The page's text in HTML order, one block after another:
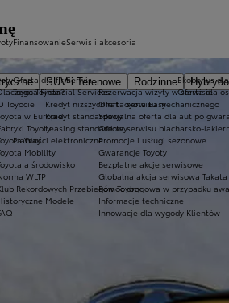
SUV i Terenowe RodzinneEkobonus
Oferta dla
Toyota?
Toyocie
w Europie
Toyoty
Way
Mobility
a środowisko
WLTP
Rekordowych Przebiegów Toyoty
Modele
Finansowanie
Oferta dla firm
Toyota Financial Services
Kredyt niższych rat Toyota Easy
Kredyt standardowy
Leasing standardowy
Płatności elektroniczne
Serwis i akcesoria
Serwis
Rezerwacja wizyty w serwisie
Oferta serwisu mechanicznego
Specjalna oferta dla aut po
Oferta serwisu blacharsko-
Promocje i usługi sezonowe
Gwarancje Toyoty
Bezpłatne akcje serwisowe
Globalna akcja serwisowa Takata
Pomoc drogowa w przypadku
Informacje techniczne
Innowacje dla wygody Klientów